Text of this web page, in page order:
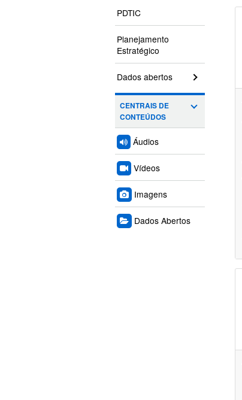
PDTIC
Planejamento
Estratégico
Dados abertos
CENTRAIS DE
CONTEÚDOS
Áudios
Vídeos
Imagens
Dados Abertos